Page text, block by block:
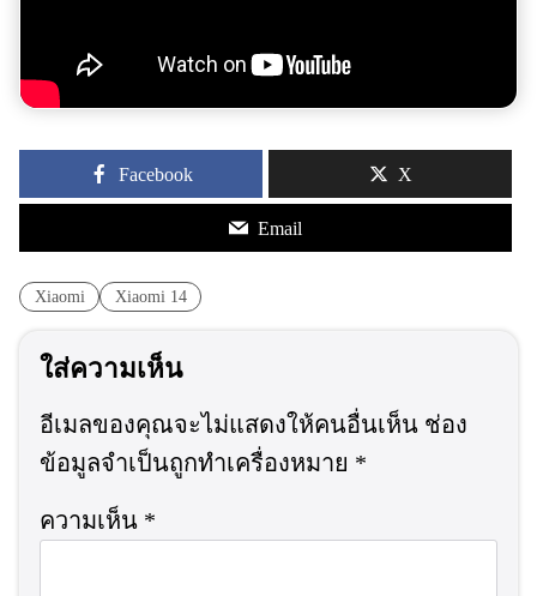
Facebook X
Email
Xiaomi Xiaomi 14
ใส่ความเห็น
อีเมลของคุณจะไม่แสดงให้คนอื่นเห็น ช่อง
ข้อมูลจำเป็นถูกทำเครื่องหมาย *
ความเห็น *